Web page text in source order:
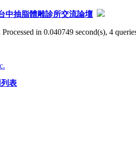
中抽脂體雕診所交流論壇
Processed in 0.040749 second(s), 4
表